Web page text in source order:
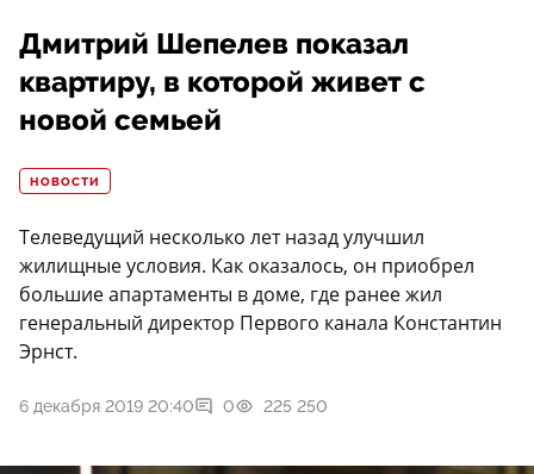
Дмитрий Шепелев показал
квартиру, в которой живет с
новой семьей
НОВОСТИ
Телеведущий несколько лет назад улучшил
жилищные условия. Как оказалось, он приобрел
большие апартаменты в доме, где ранее жил
генеральный директор Первого канала Константин
Эрнст.
6 декабря 2019 20:40 0 225 250